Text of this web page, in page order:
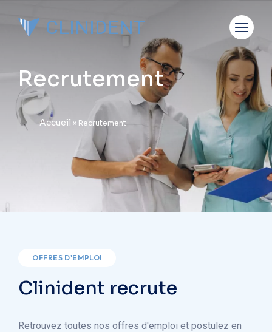
CLINIDENT
Recrutement
Accueil » Recrutement
OFFRES D'EMPLOI
Clinident recrute
Retrouvez toutes nos offres d'emploi et postulez en